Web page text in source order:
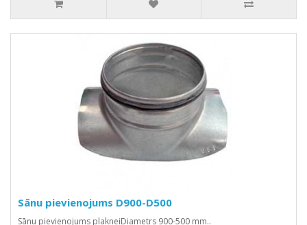
Sānu pievienojums D900-D500
Sānu pievienojums plakneiDiametrs 900-500 mm..